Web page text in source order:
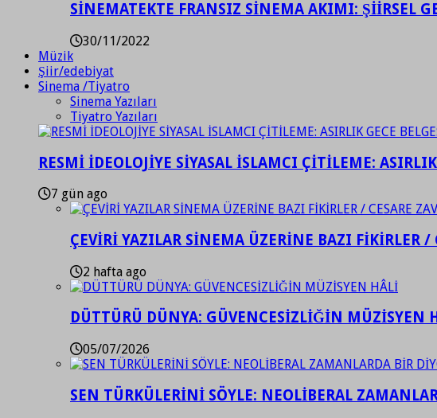
SİNEMATEKTE FRANSIZ SİNEMA AKIMI: ŞİİRSEL
30/11/2022
Müzik
Şiir/edebiyat
Sinema /Tiyatro
Sinema Yazıları
Tiyatro Yazıları
RESMİ İDEOLOJİYE SİYASAL İSLAMCI ÇİTİLEME:
7 gün ago
ÇEVİRİ YAZILAR SİNEMA ÜZERİNE BAZI FİKİRLER /
2 hafta ago
DÜTTÜRÜ DÜNYA: GÜVENCESİZLİĞİN MÜZİSYEN
05/07/2026
SEN TÜRKÜLERİNİ SÖYLE: NEOLİBERAL